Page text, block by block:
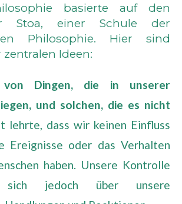
basierte auf den
Stoa, einer Schule der
Philosophie. Hier sind
Ideen:
von Dingen, die in unserer
und solchen, die es nicht
lehrte, dass wir keinen Einfluss
Ereignisse oder das Verhalten
haben. Unsere Kontrolle
sich jedoch über unsere